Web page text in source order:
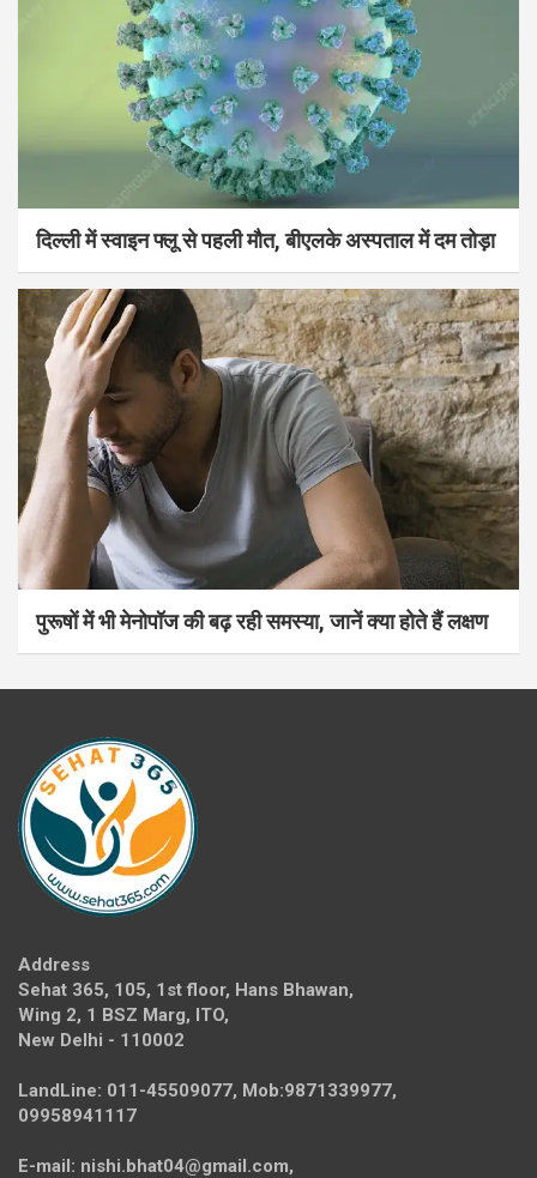
दिल्ली में स्वाइन फ्लू से पहली मौत, बीएलके अस्पताल में दम तोड़ा
पुरूषों में भी मेनोपॉज की बढ़ रही समस्या, जानें क्या होते हैं लक्षण
Address
Sehat 365, 105, 1st floor, Hans Bhawan,
Wing 2, 1 BSZ Marg, ITO,
New Delhi - 110002
LandLine: 011-45509077, Mob:9871339977,
09958941117
E-mail: nishi.bhat04@gmail.com,